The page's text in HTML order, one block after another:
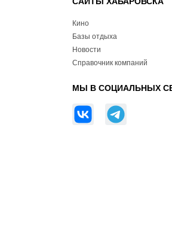
Кино
Базы отдыха
Новости
Справочник компаний
МЫ В СОЦИАЛЬНЫХ